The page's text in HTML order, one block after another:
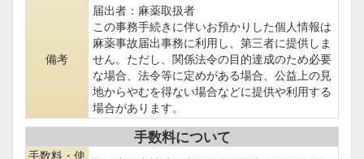
備考
届出者：麻薬取扱者
この事務手続きに伴いお預かりした個人情報は
麻薬事故届出事務に利用し、第三者に提供しま
せん。ただし、関係法令の目的達成のため必要
な場合、法令等に定めがある場合、公益上の見
地からやむを得ない場合などに提供や利用する
場合があります。
手数料について
手数料・使